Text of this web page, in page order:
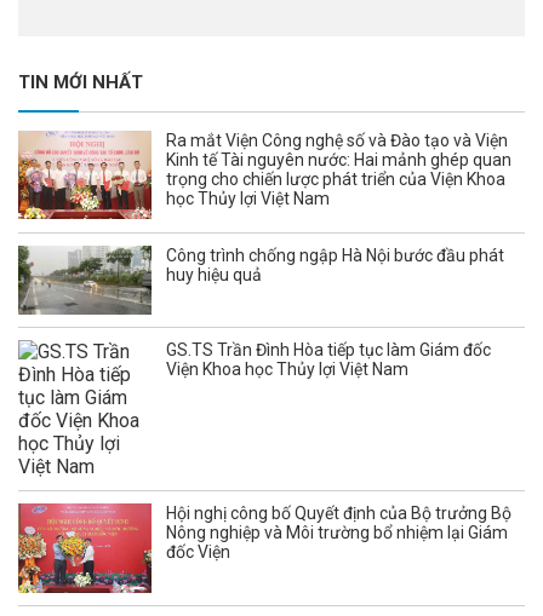
TIN MỚI NHẤT
Ra mắt Viện Công nghệ số và Đào tạo và Viện
Kinh tế Tài nguyên nước: Hai mảnh ghép quan
trọng cho chiến lược phát triển của Viện Khoa
học Thủy lợi Việt Nam
Công trình chống ngập Hà Nội bước đầu phát
huy hiệu quả
GS.TS Trần Đình Hòa tiếp tục làm Giám đốc
Viện Khoa học Thủy lợi Việt Nam
Hội nghị công bố Quyết định của Bộ trưởng Bộ
Nông nghiệp và Môi trường bổ nhiệm lại Giám
đốc Viện